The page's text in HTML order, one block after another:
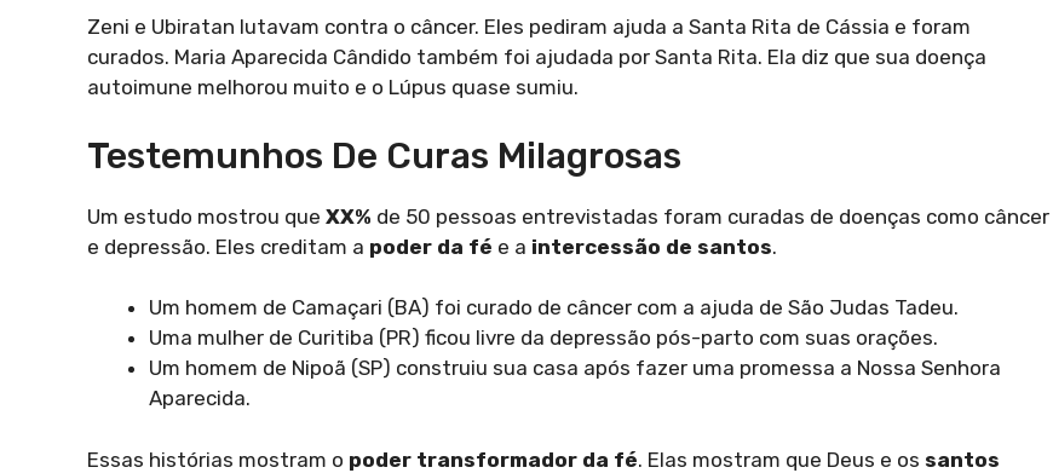
Zeni e Ubiratan lutavam contra o câncer. Eles pediram ajuda a Santa Rita de Cássia e foram
curados. Maria Aparecida Cândido também foi ajudada por Santa Rita. Ela diz que sua doença
autoimune melhorou muito e o Lúpus quase sumiu.
Testemunhos De Curas Milagrosas
Um estudo mostrou que XX% de 50 pessoas entrevistadas foram curadas de doenças como câncer
e depressão. Eles creditam a poder da fé e a intercessão de santos.
Um homem de Camaçari (BA) foi curado de câncer com a ajuda de São Judas Tadeu.
Uma mulher de Curitiba (PR) ficou livre da depressão pós-parto com suas orações.
Um homem de Nipoã (SP) construiu sua casa após fazer uma promessa a Nossa Senhora
Aparecida.
Essas histórias mostram o poder transformador da fé. Elas mostram que Deus e os santos